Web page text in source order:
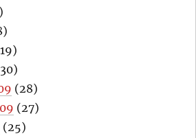
(28)
(27)
(25)